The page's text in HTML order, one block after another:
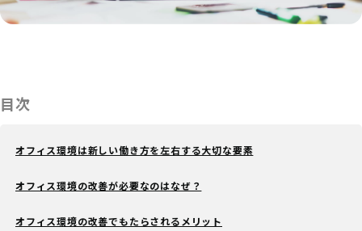
目次
オフィス環境は新しい働き方を左右する大切な要素
オフィス環境の改善が必要なのはなぜ？
オフィス環境の改善でもたらされるメリット